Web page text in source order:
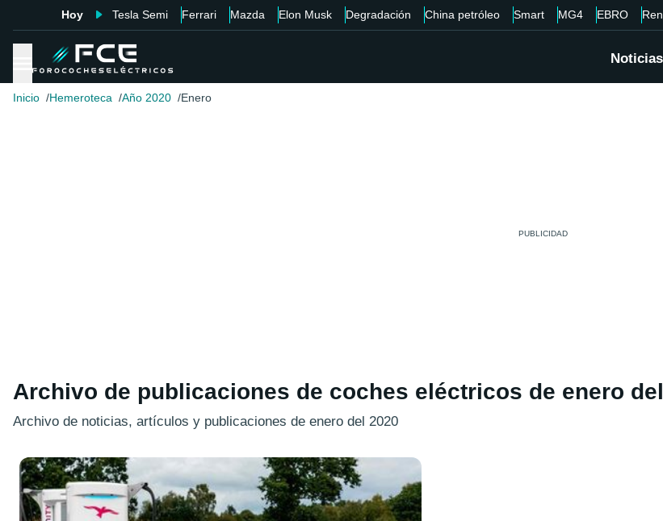
Hoy Tesla Semi Ferrari Mazda Elon Musk Degradación China petróleo Smart MG4 EBRO
Noticias
Inicio Hemeroteca Año 2020 Enero
Archivo de publicaciones de coches eléctricos de enero
Archivo de noticias, artículos y publicaciones de enero del 2020